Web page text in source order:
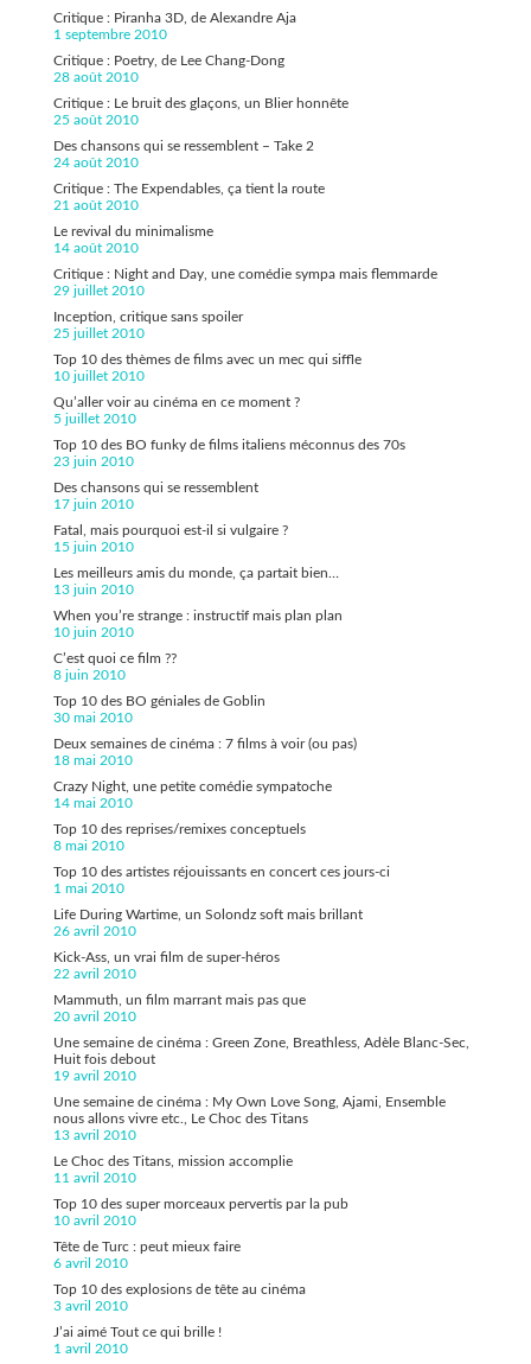
Critique : Piranha 3D, de Alexandre Aja
1 septembre 2010
Critique : Poetry, de Lee Chang-Dong
28 août 2010
Critique : Le bruit des glaçons, un Blier honnête
25 août 2010
Des chansons qui se ressemblent – Take 2
24 août 2010
Critique : The Expendables, ça tient la route
21 août 2010
Le revival du minimalisme
14 août 2010
Critique : Night and Day, une comédie sympa mais flemmarde
29 juillet 2010
Inception, critique sans spoiler
25 juillet 2010
Top 10 des thèmes de films avec un mec qui siffle
10 juillet 2010
Qu’aller voir au cinéma en ce moment ?
5 juillet 2010
Top 10 des BO funky de films italiens méconnus des 70s
23 juin 2010
Des chansons qui se ressemblent
17 juin 2010
Fatal, mais pourquoi est-il si vulgaire ?
15 juin 2010
Les meilleurs amis du monde, ça partait bien…
13 juin 2010
When you’re strange : instructif mais plan plan
10 juin 2010
C’est quoi ce film ??
8 juin 2010
Top 10 des BO géniales de Goblin
30 mai 2010
Deux semaines de cinéma : 7 films à voir (ou pas)
18 mai 2010
Crazy Night, une petite comédie sympatoche
14 mai 2010
Top 10 des reprises/remixes conceptuels
8 mai 2010
Top 10 des artistes réjouissants en concert ces jours-ci
1 mai 2010
Life During Wartime, un Solondz soft mais brillant
26 avril 2010
Kick-Ass, un vrai film de super-héros
22 avril 2010
Mammuth, un film marrant mais pas que
20 avril 2010
Une semaine de cinéma : Green Zone, Breathless, Adèle Blanc-Sec,
Huit fois debout
19 avril 2010
Une semaine de cinéma : My Own Love Song, Ajami, Ensemble
nous allons vivre etc., Le Choc des Titans
13 avril 2010
Le Choc des Titans, mission accomplie
11 avril 2010
Top 10 des super morceaux pervertis par la pub
10 avril 2010
Tête de Turc : peut mieux faire
6 avril 2010
Top 10 des explosions de tête au cinéma
3 avril 2010
J’ai aimé Tout ce qui brille !
1 avril 2010